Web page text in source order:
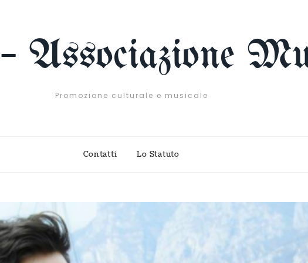
Associazione
Promozione culturale e musicale
Contatti Lo Statuto